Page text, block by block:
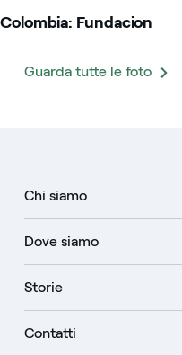
Colombia: Fundacion
Guarda tutte le foto
Chi siamo
Dove siamo
Storie
Contatti